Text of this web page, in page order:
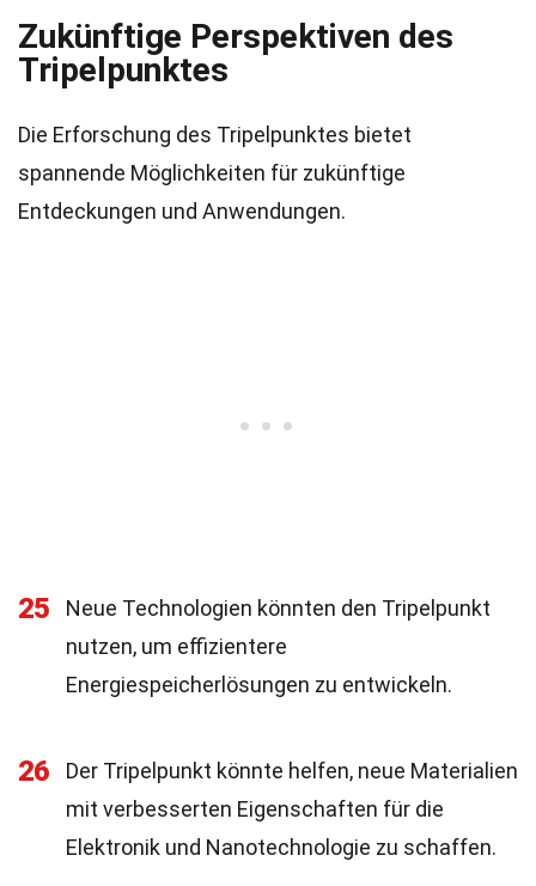
Zukünftige Perspektiven des
Tripelpunktes
Die Erforschung des Tripelpunktes bietet
spannende Möglichkeiten für zukünftige
Entdeckungen und Anwendungen.
25
Neue Technologien könnten den Tripelpunkt
nutzen, um effizientere
Energiespeicherlösungen zu entwickeln.
26
Der Tripelpunkt könnte helfen, neue Materialien
mit verbesserten Eigenschaften für die
Elektronik und Nanotechnologie zu schaffen.